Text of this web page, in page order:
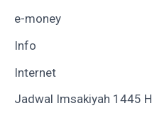
e-money
Info
Internet
Jadwal Imsakiyah 1445 H